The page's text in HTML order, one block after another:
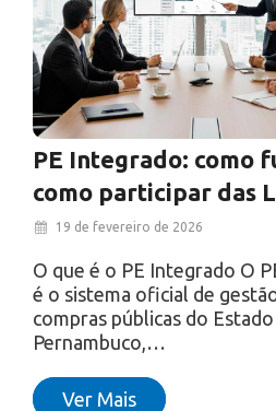
PE Integrado: como
como participar das
19 de fevereiro de 2026
O que é o PE Integrado O
é o sistema oficial de
compras públicas do
Pernambuco,…
Ver Mais